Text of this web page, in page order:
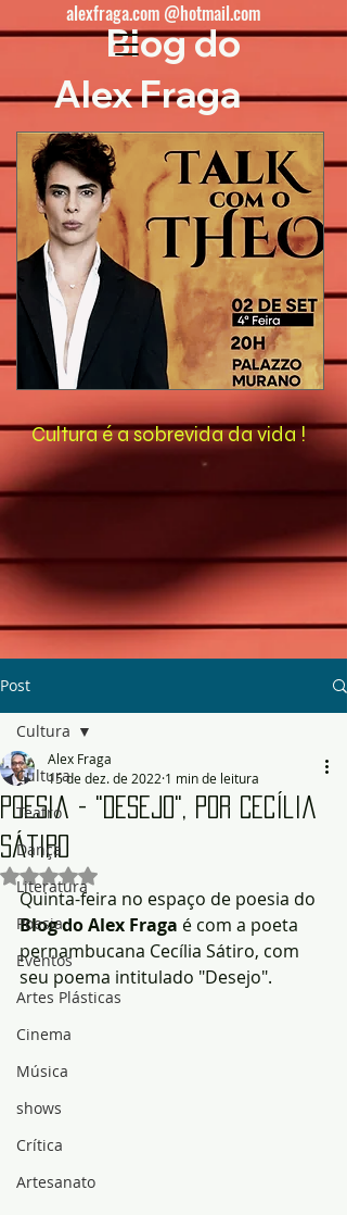
Cultura é a sobrevida da vida !
Blog do
Alex Fraga
alexfraga.com @hotmail.com
Post
Cultura
Teatro
Dança
Literatura
Poesia
Eventos
Artes Plásticas
Cinema
Música
shows
Crítica
Artesanato
Cultura
Poesia - "Desejo", por Cecília
Sátiro
Alex Fraga
15 de dez. de 2022 1 min de leitura
Avaliado com NaN de 5 estrelas.
Quinta-feira no espaço de poesia do
Blog do Alex Fraga é com a poeta
pernambucana Cecília Sátiro, com
seu poema intitulado "Desejo".